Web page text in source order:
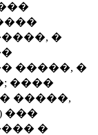
�
�����, �
����
�����,
���
�